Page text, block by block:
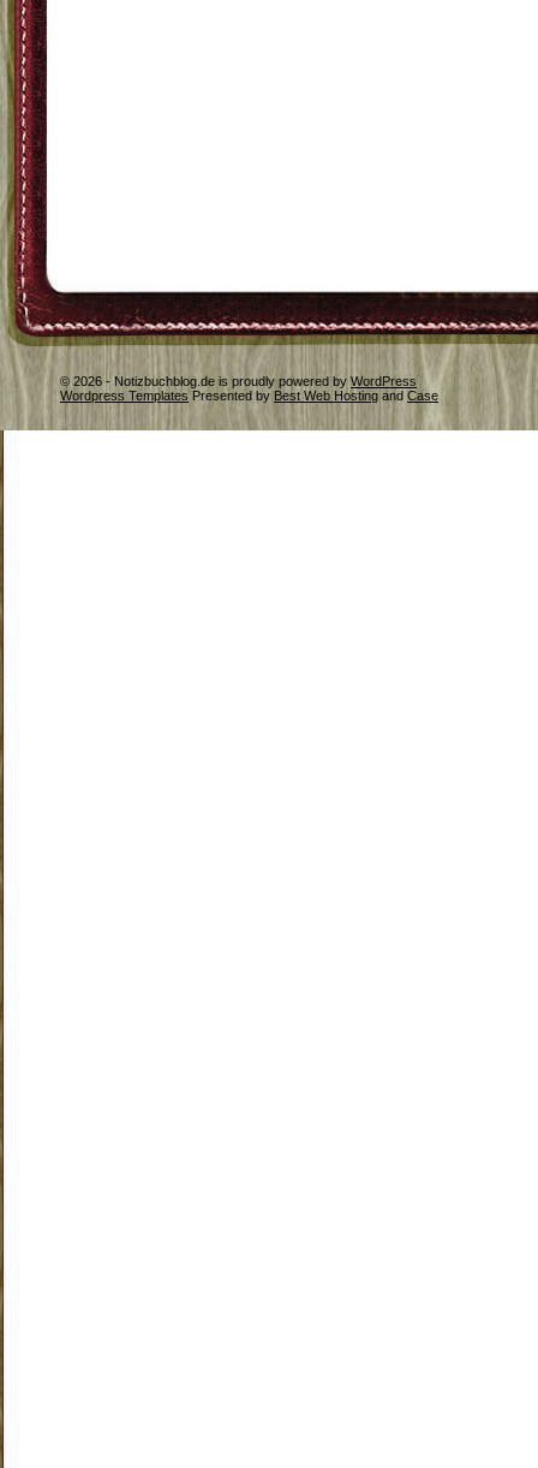
© 2026 - Notizbuchblog.de is proudly powered by WordPress
Wordpress Templates Presented by Best Web Hosting and Case